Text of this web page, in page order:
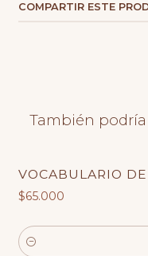
COMPARTIR ESTE
También
VOCABULARIO
$65.000
Cantidad